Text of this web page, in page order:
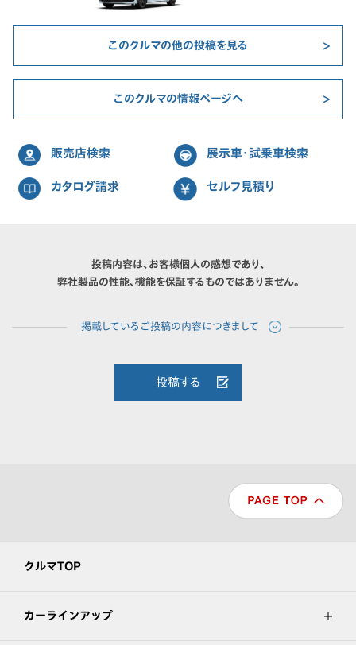
このクルマの他の投稿を見る
このクルマの情報ページへ
販売店検索 展示車・試乗車検索
カタログ請求 セルフ見積り
投稿内容は、お客様個人の感想であり、
弊社製品の性能、機能を保証するものではありません。
投稿する
クルマTOP
カーラインアップ